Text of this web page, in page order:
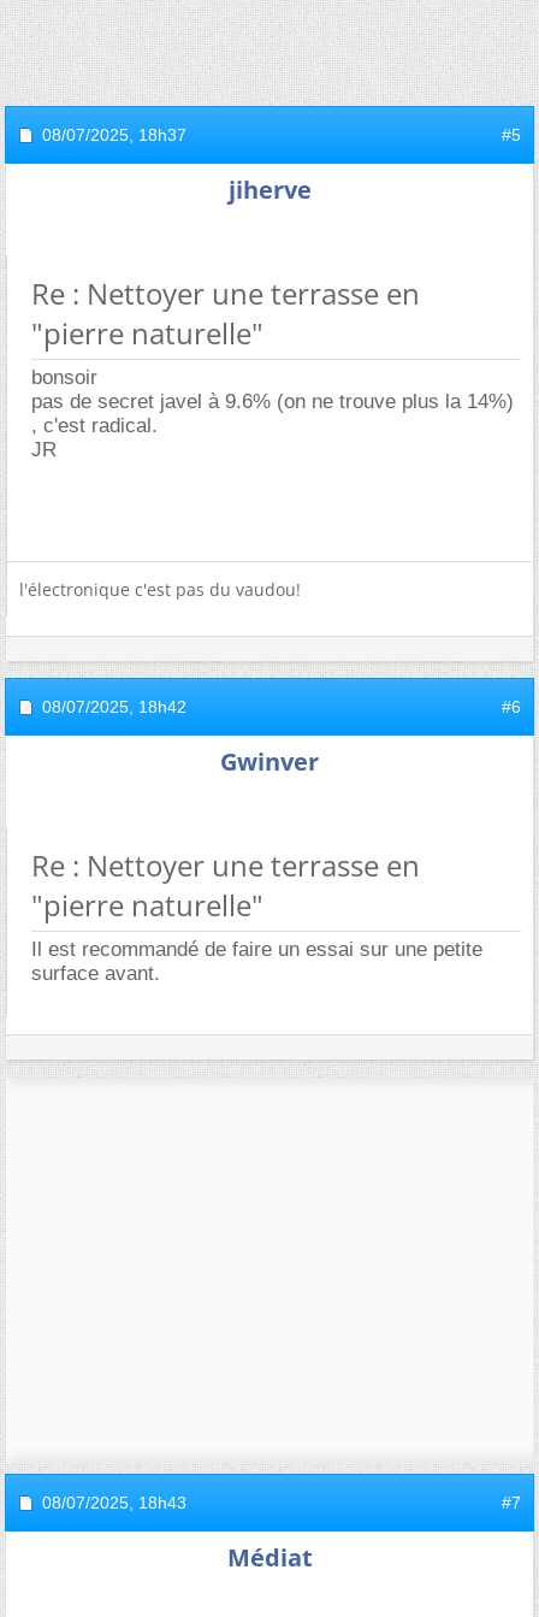
08/07/2025, 18h37 #5
jiherve
Re : Nettoyer une terrasse en
"pierre naturelle"
bonsoir
pas de secret javel à 9.6% (on ne trouve plus la 14%)
, c'est radical.
JR
l'électronique c'est pas du vaudou!
08/07/2025, 18h42 #6
Gwinver
Re : Nettoyer une terrasse en
"pierre naturelle"
Il est recommandé de faire un essai sur une petite
surface avant.
08/07/2025, 18h43 #7
Médiat